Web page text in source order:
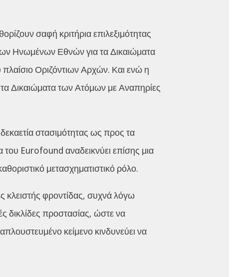
σαφή κριτήρια επιλεξιμότητας
Ηνωμένων Εθνών για τα Δικαιώματα
Οριζόντιων Αρχών. Και ενώ η
Δικαιώματα των Ατόμων με Αναπηρίες
στασιμότητας ως προς τα
Eurofound αναδεικνύει επίσης μια
μετασχηματιστικό ρόλο.
κλειστής φροντίδας, συχνά λόγω
δικλίδες προστασίας, ώστε να
κείμενο κινδυνεύει να